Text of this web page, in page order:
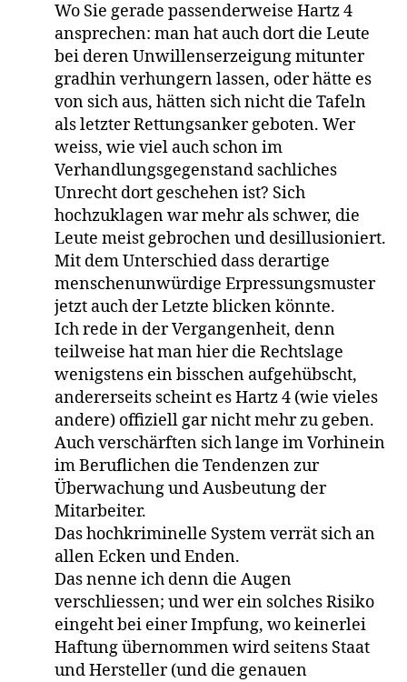
Wo Sie gerade passenderweise Hartz 4
ansprechen: man hat auch dort die Leute
bei deren Unwillenserzeigung mitunter
gradhin verhungern lassen, oder hätte es
von sich aus, hätten sich nicht die Tafeln
als letzter Rettungsanker geboten. Wer
weiss, wie viel auch schon im
Verhandlungsgegenstand sachliches
Unrecht dort geschehen ist? Sich
hochzuklagen war mehr als schwer, die
Leute meist gebrochen und desillusioniert.
Mit dem Unterschied dass derartige
menschenunwürdige Erpressungsmuster
jetzt auch der Letzte blicken könnte.
Ich rede in der Vergangenheit, denn
teilweise hat man hier die Rechtslage
wenigstens ein bisschen aufgehübscht,
andererseits scheint es Hartz 4 (wie vieles
andere) offiziell gar nicht mehr zu geben.
Auch verschärften sich lange im Vorhinein
im Beruflichen die Tendenzen zur
Überwachung und Ausbeutung der
Mitarbeiter.
Das hochkriminelle System verrät sich an
allen Ecken und Enden.
Das nenne ich denn die Augen
verschliessen; und wer ein solches Risiko
eingeht bei einer Impfung, wo keinerlei
Haftung übernommen wird seitens Staat
und Hersteller (und die genauen